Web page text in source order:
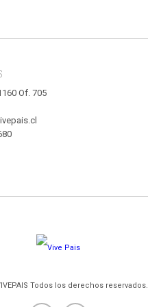
Of. 705
Todos los derechos reservados.